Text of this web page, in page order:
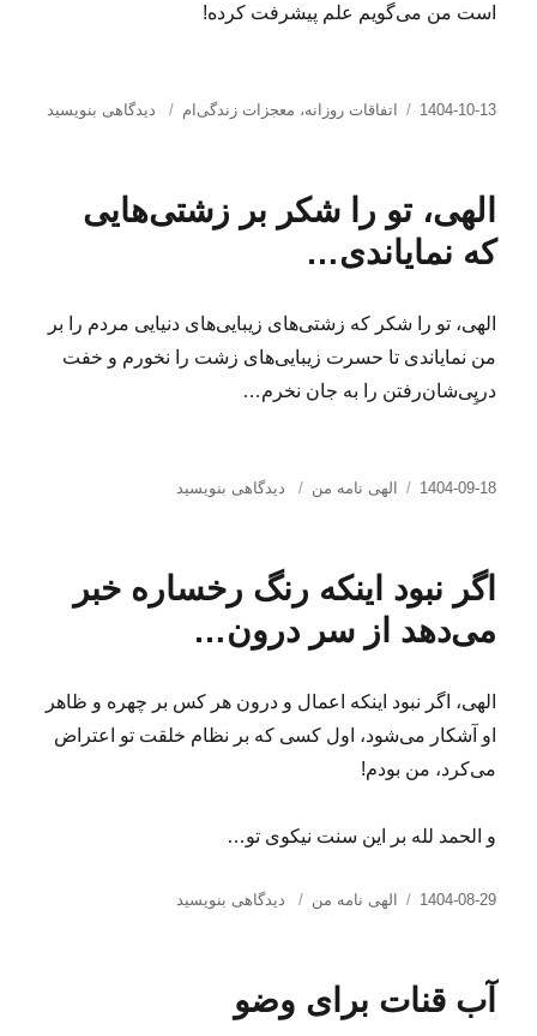
است من می‌گویم علم پیشرفت کرده!
ارسال
1404-10-13 دسته‌ها
اتفاقات روزانه، معجزات زندگی‌ام
برای
دیدگاهی بنویسید
الهی، تو را شکر بر زشتی‌هایی
که نمایاندی…
الهی، تو را شکر که زشتی‌های زیبایی‌های دنیایی مردم را بر
من نمایاندی تا حسرت زیبایی‌های زشت را نخورم و خفت
درپِی‌شان‌رفتن را به جان نخرم…
ارسال
1404-09-18 دسته‌ها
الهی نامه من
برای
شکر
بر
زشتی‌هایی
دیدگاهی بنویسید
اگر نبود اینکه رنگ رخساره خبر
می‌دهد از سر درون…
الهی، اگر نبود اینکه اعمال و درون هر کس بر چهره و ظاهر
او آشکار می‌شود، اول کسی که بر نظام خلقت تو اعتراض
می‌کرد، من بودم!
و الحمد لله بر این سنت نیکوی تو…
ارسال
1404-08-29 دسته‌ها
الهی نامه من
برای
رنگ
رخساره
دیدگاهی بنویسید
آب قنات برای وضو